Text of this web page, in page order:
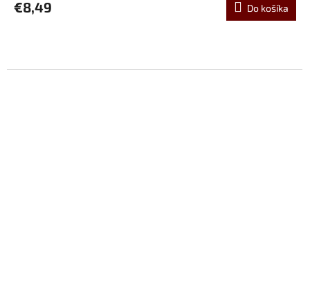
€8,49 Do košíka